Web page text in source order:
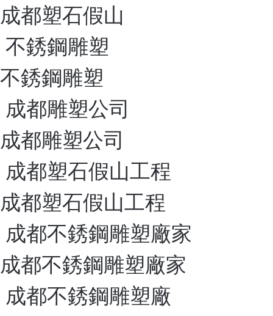
假山塑石·景觀造霧
Rockery and Plastic Stone